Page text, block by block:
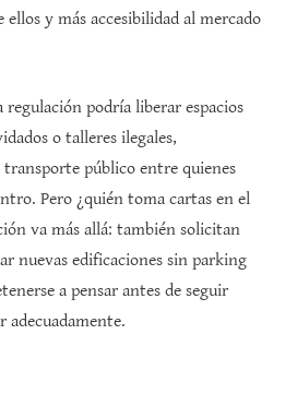
ellos y más accesibilidad al mercado
regulación podría liberar espacios
o talleres ilegales,
público entre quienes
Pero ¿quién toma cartas en el
va más allá: también solicitan
nuevas edificaciones sin parking
a pensar antes de seguir